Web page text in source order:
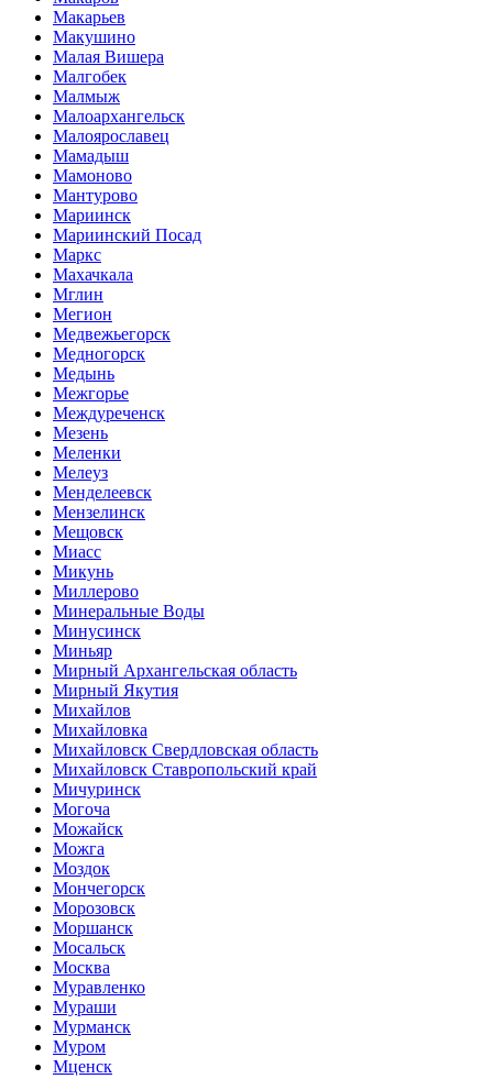
Макарьев
Макушино
Малая Вишера
Малгобек
Малмыж
Малоархангельск
Малоярославец
Мамадыш
Мамоново
Мантурово
Мариинск
Мариинский Посад
Маркс
Махачкала
Мглин
Мегион
Медвежьегорск
Медногорск
Медынь
Межгорье
Междуреченск
Мезень
Меленки
Мелеуз
Менделеевск
Мензелинск
Мещовск
Миасс
Микунь
Миллерово
Минеральные Воды
Минусинск
Миньяр
Мирный Архангельская область
Мирный Якутия
Михайлов
Михайловка
Михайловск Свердловская область
Михайловск Ставропольский край
Мичуринск
Могоча
Можайск
Можга
Моздок
Мончегорск
Морозовск
Моршанск
Мосальск
Москва
Муравленко
Мураши
Мурманск
Муром
Мценск